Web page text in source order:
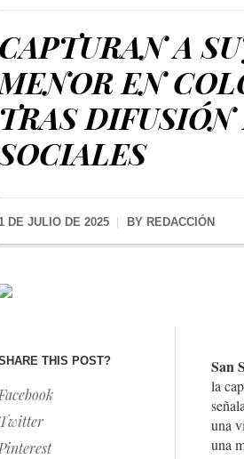
CAPTURAN A
EN
TRAS
DE JULIO DE 2025 BY REDACCIÓN
THIS POST?
Twitter
San
la
una
una